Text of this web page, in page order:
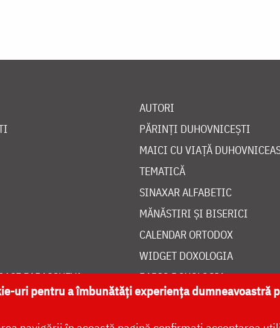
PARASCHEVA
AUTORI
PĂRINȚI DUHOVNICEȘTI
MAICI CU VIAȚĂ
TEMATICĂ
SINAXAR ALFABETIC
MĂNĂSTIRI ȘI BISERICI
CALENDAR ORTODOX
WIDGET DOXOLOGIA
RADIO DOXOLOGIA
uri pentru a îmbunătăți experiența dumneavoastră